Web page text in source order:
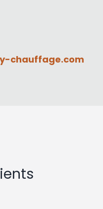
chauffage.com